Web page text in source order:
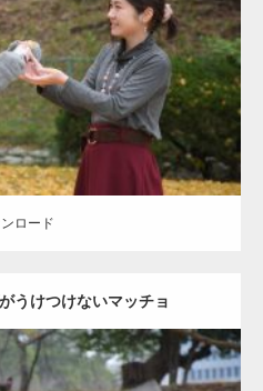
AKIHITO(細マッチョ) 上腕三頭筋
肩
ロード
うけつけないマッチョ